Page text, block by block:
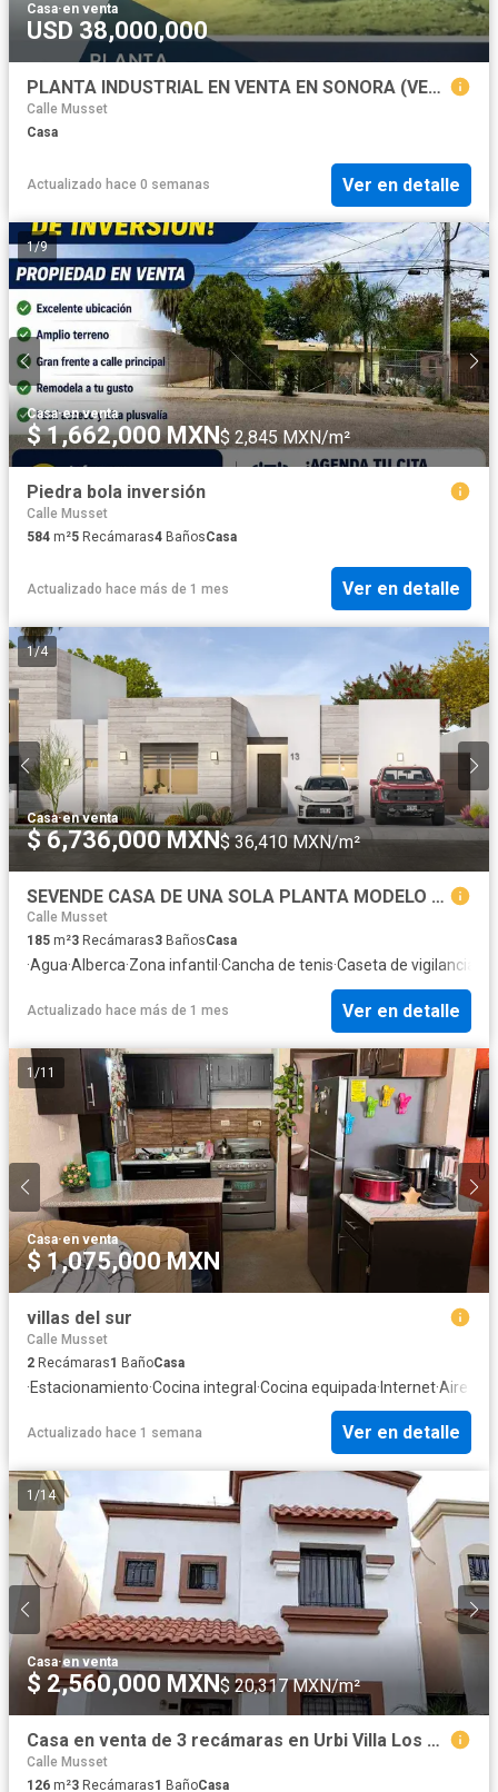
Casa·en venta
USD 38,000,000
PLANTA INDUSTRIAL EN VENTA EN SONORA (VER. DISP)
Calle Musset
Casa
Actualizado hace 0 semanas Ver en detalle
1/9
Casa·en venta
$ 1,662,000 MXN$ 2,845 MXN/m²
Piedra bola inversión
Calle Musset
584 m²5 Recámaras4 BañosCasa
Actualizado hace más de 1 mes Ver en detalle
1/4
Casa·en venta
$ 6,736,000 MXN$ 36,410 MXN/m²
SEVENDE CASA DE UNA SOLA PLANTA MODELO LEZA NUEVA
Calle Musset
185 m²3 Recámaras3 BañosCasa
·Agua·Alberca·Zona infantil ·Cancha de tenis·Caseta de vigilancia
Actualizado hace más de 1 mes Ver en detalle
1/11
Casa·en venta
$ 1,075,000 MXN
villas del sur
Calle Musset
2 Recámaras1 BañoCasa
·Estacionamiento·Cocina integral ·Cocina equipada· Internet·Aire
Actualizado hace 1 semana Ver en detalle
1 /14
Casa·en venta
$ 2,560,000 MXN$ 20,317 MXN/m²
Casa en venta de 3 recámaras en Urbi Villa Los Encinos Hermosillo con ampliación y recámara en planta baja
Calle Musset
126 m²3 Recámaras1 BañoCasa